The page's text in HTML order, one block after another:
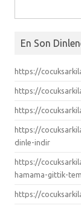
En Son
https://
https://
https://
https://
dinle-indir
https://
hamama-gittik-
https://